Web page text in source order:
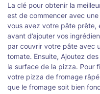
La clé pour obtenir la
est de commencer avec
vous avez votre pâte prête,
avant d’ajouter vos
par couvrir votre pâte avec
tomate. Ensuite, Ajoutez
la surface de la pizza. Pour
votre pizza de fromage
que le fromage soit bien